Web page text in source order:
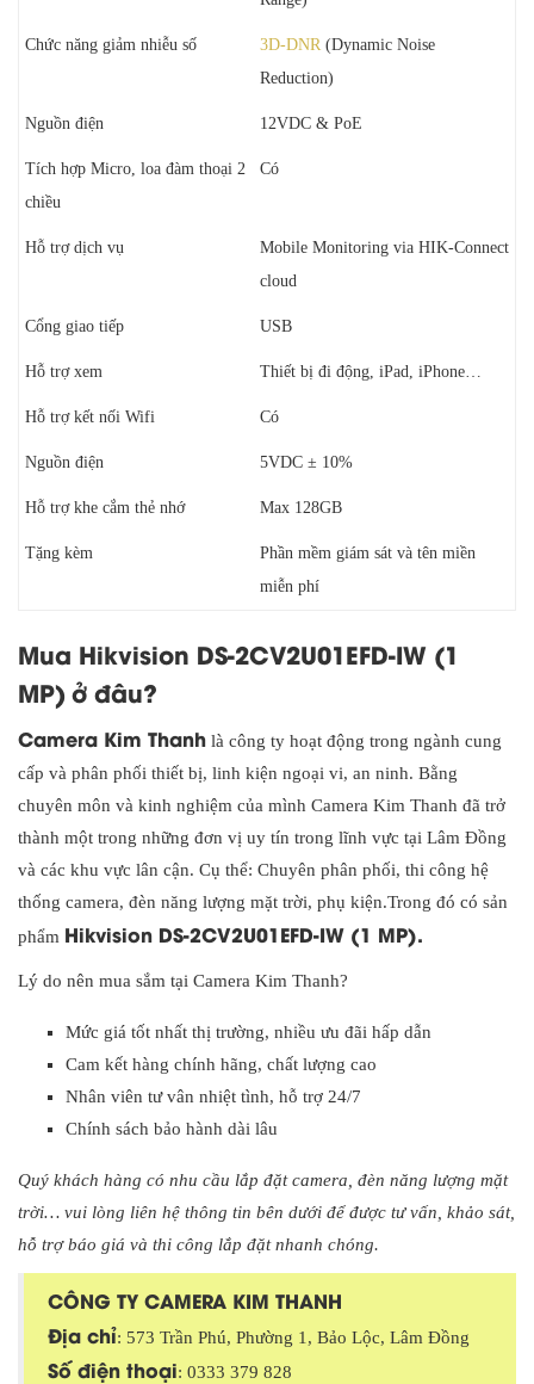
Chức năng giảm nhiễu số 3D-DNR (Dynamic Noise
Reduction)
Nguồn điện 12VDC & PoE
Tích hợp Micro, loa đàm thoại 2
chiều
Có
Hỗ trợ dịch vụ
Mobile Monitoring via HIK-Connect
cloud
Cổng giao tiếp USB
Hỗ trợ xem Thiết bị đi động, iPad, iPhone…
Hỗ trợ kết nối Wifi Có
Nguồn điện 5VDC ± 10%
Hỗ trợ khe cắm thẻ nhớ Max 128GB
Tặng kèm
Phần mềm giám sát và tên miền
miễn phí
Mua Hikvision DS-2CV2U01EFD-IW (1
MP)ở đâu?
Camera Kim Thanh là công ty hoạt động trong ngành cung
cấp và phân phối thiết bị, linh kiện ngoại vi, an ninh. Bằng
chuyên môn và kinh nghiệm của mình Camera Kim Thanh đã trở
thành một trong những đơn vị uy tín trong lĩnh vực tại Lâm Đồng
và các khu vực lân cận. Cụ thể: Chuyên phân phối, thi công hệ
thống camera, đèn năng lượng mặt trời, phụ kiện.Trong đó có sản
phẩm Hikvision DS-2CV2U01EFD-IW (1 MP).
Lý do nên mua sắm tại Camera Kim Thanh?
Mức giá tốt nhất thị trường, nhiều ưu đãi hấp dẫn
Cam kết hàng chính hãng, chất lượng cao
Nhân viên tư vân nhiệt tình, hỗ trợ 24/7
Chính sách bảo hành dài lâu
Quý khách hàng có nhu cầu lắp đặt camera, đèn năng lượng mặt
trời… vui lòng liên hệ thông tin bên dưới để được tư vấn, khảo sát,
hỗ trợ báo giá và thi công lắp đặt nhanh chóng.
CÔNG TY CAMERA KIM THANH
Địa chỉ: 573 Trần Phú, Phường 1, Bảo Lộc, Lâm Đồng
Số điện thoại: 0333 379 828